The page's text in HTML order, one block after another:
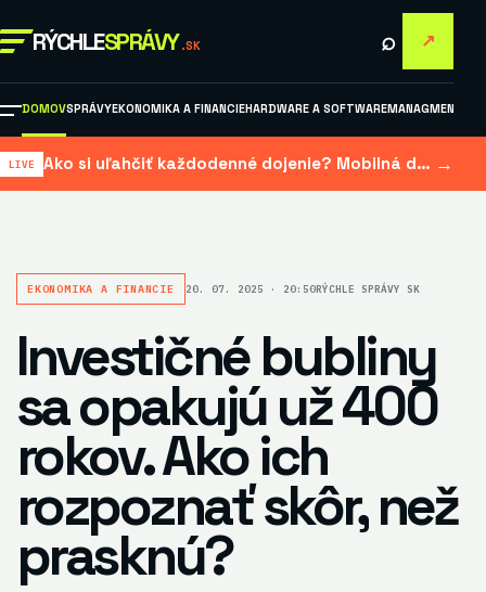
RÝCHLESPRÁVY .SK ⌕ ↗
DOMOVSPRÁVYEKONOMIKA A FINANCIEHARDWARE A SOFTWAREMANAGMENT A
Ako si uľahčiť každodenné dojenie? Mobilná dojačka šetrí čas aj námahu →
EKONOMIKA A FINANCIE 20. 07. 2025 · 20:50RÝCHLE SPRÁVY SK
Investičné bubliny
sa opakujú už 400
rokov. Ako ich
rozpoznať skôr, než
prasknú?